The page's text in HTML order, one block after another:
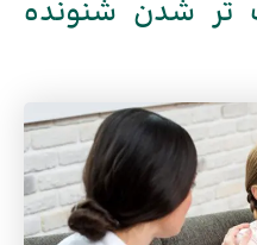
تر شدن شنونده